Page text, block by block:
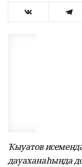
Ҡыуатов
дауаханаһында